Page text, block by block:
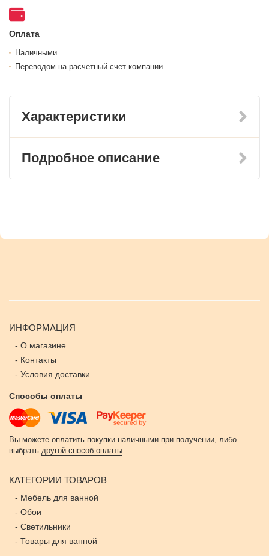
Оплата
Наличными.
Переводом на расчетный счет компании.
Характеристики
Подробное описание
ИНФОРМАЦИЯ
- О магазине
- Контакты
- Условия доставки
Способы оплаты
Вы можете оплатить покупки наличными при получении, либо
выбрать другой способ оплаты.
КАТЕГОРИИ ТОВАРОВ
- Мебель для ванной
- Обои
- Светильники
- Товары для ванной